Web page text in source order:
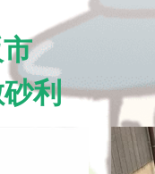
利